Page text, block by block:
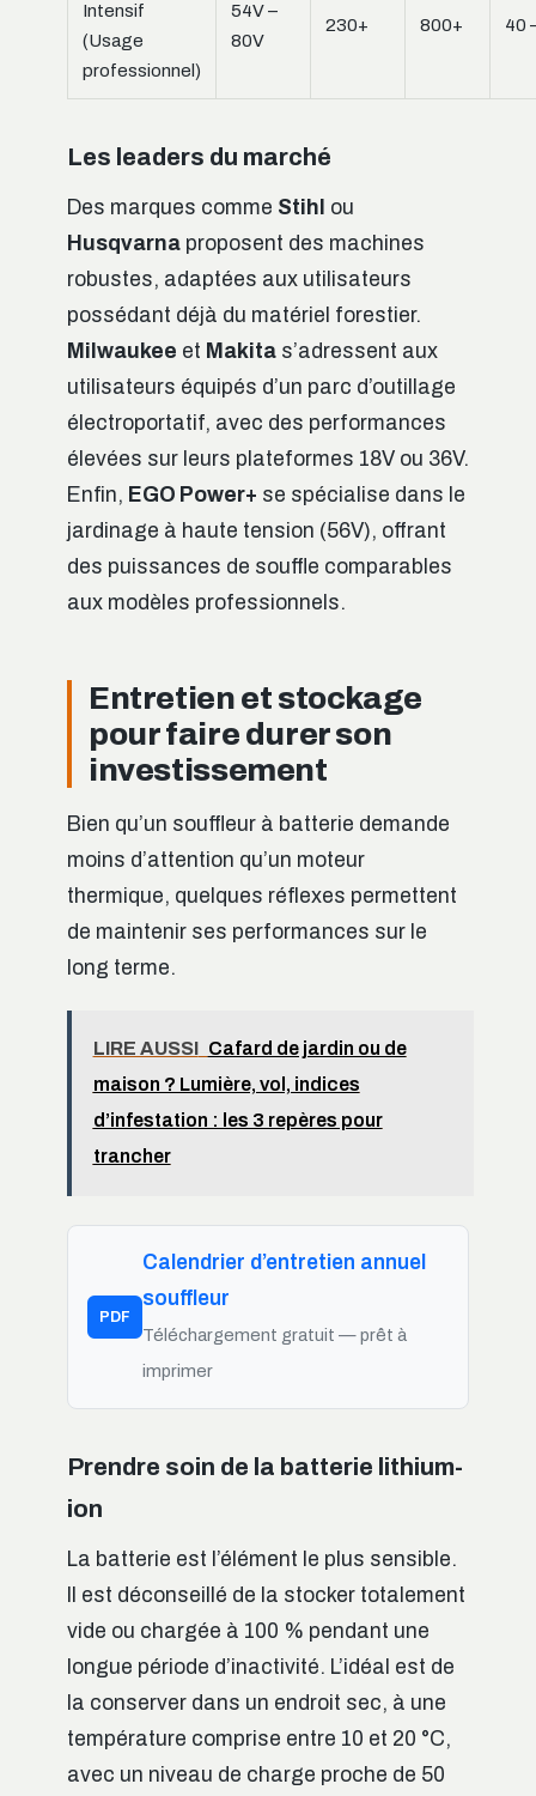
Intensif
(Usage
professionnel)
54V –
80V
230+ 800+ 40
Les leaders du marché
Des marques comme Stihl ou
Husqvarna proposent des machines
robustes, adaptées aux utilisateurs
possédant déjà du matériel forestier.
Milwaukee et Makita s’adressent aux
utilisateurs équipés d’un parc d’outillage
électroportatif, avec des performances
élevées sur leurs plateformes 18V ou 36V.
Enfin, EGO Power+ se spécialise dans le
jardinage à haute tension (56V), offrant
des puissances de souffle comparables
aux modèles professionnels.
Entretien et stockage
pour faire durer son
investissement
Bien qu’un souffleur à batterie demande
moins d’attention qu’un moteur
thermique, quelques réflexes permettent
de maintenir ses performances sur le
long terme.
LIRE AUSSI Cafard de jardin ou de
maison ? Lumière, vol, indices
d’infestation : les 3 repères pour
trancher
PDF
Calendrier d’entretien annuel
souffleur
Téléchargement gratuit — prêt à
imprimer
Prendre soin de la batterie lithium-
ion
La batterie est l’élément le plus sensible.
Il est déconseillé de la stocker totalement
vide ou chargée à 100 % pendant une
longue période d’inactivité. L’idéal est de
la conserver dans un endroit sec, à une
température comprise entre 10 et 20 °C,
avec un niveau de charge proche de 50